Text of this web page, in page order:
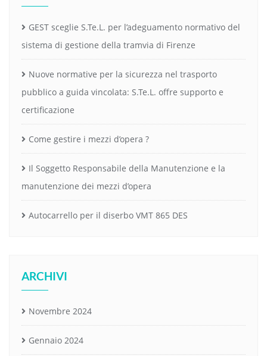
GEST sceglie S.Te.L. per l’adeguamento normativo del
sistema di gestione della tramvia di Firenze
Nuove normative per la sicurezza nel trasporto
pubblico a guida vincolata: S.Te.L. offre supporto e
certificazione
Come gestire i mezzi d’opera ?
Il Soggetto Responsabile della Manutenzione e la
manutenzione dei mezzi d’opera
Autocarrello per il diserbo VMT 865 DES
ARCHIVI
Novembre 2024
Gennaio 2024